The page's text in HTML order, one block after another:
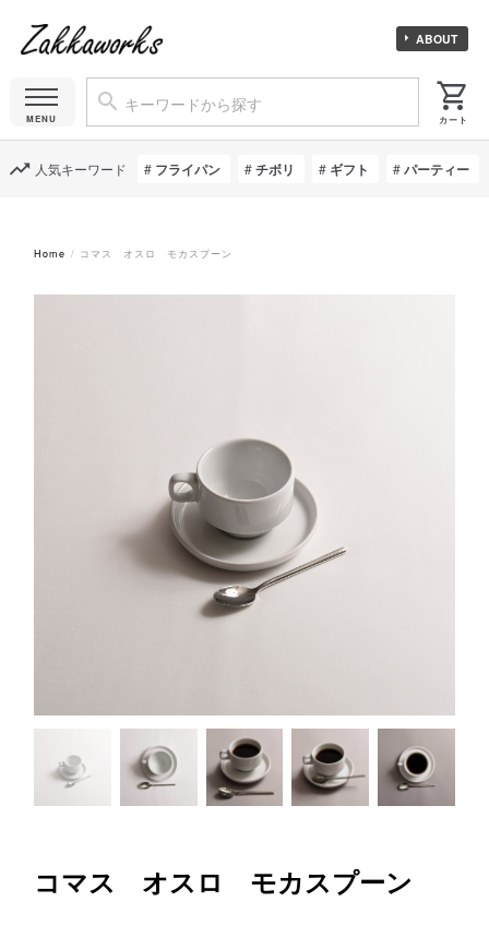
ABOUT
人気キーワード フライパン チボリ ギフト パーティー
Home コマス オスロ モカスプーン
コマス オスロ モカスプーン